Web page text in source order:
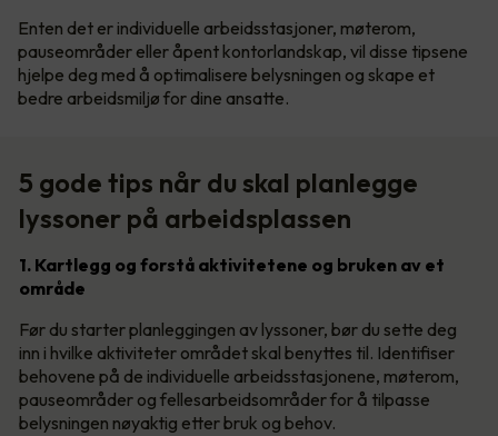
Enten det er individuelle arbeidsstasjoner, møterom,
pauseområder eller åpent kontorlandskap, vil disse tipsene
hjelpe deg med å optimalisere belysningen og skape et
bedre arbeidsmiljø for dine ansatte.
5 gode tips når du skal planlegge
lyssoner på arbeidsplassen
1. Kartlegg og forstå aktivitetene og bruken av et
område
Før du starter planleggingen av lyssoner, bør du sette deg
inn i hvilke aktiviteter området skal benyttes til. Identifiser
behovene på de individuelle arbeidsstasjonene, møterom,
pauseområder og fellesarbeidsområder for å tilpasse
belysningen nøyaktig etter bruk og behov.